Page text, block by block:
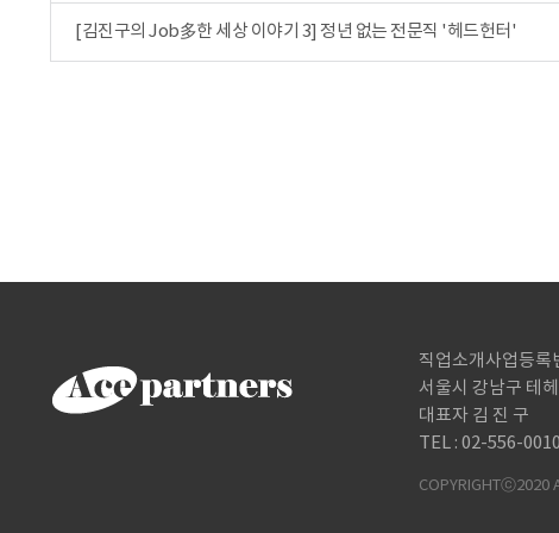
[김진구의 Job多한 세상 이야기 3] 정년 없는 전문직 '헤드헌터'
직업소개사업등
서울시 강남구 테
대표자 김 진 구
TEL : 02-556-0010
COPYRIGHTⓒ2020